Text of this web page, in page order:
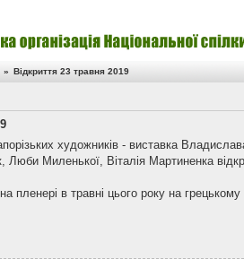
» Відкриття 23 травня 2019
художників - виставка
Миленької, Віталія Мартиненка
пленері в травні цього року на грецькому